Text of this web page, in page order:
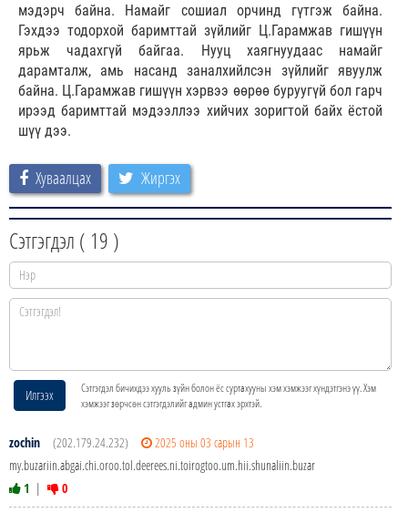
мэдэрч байна. Намайг сошиал орчинд гүтгэж байна.
Гэхдээ тодорхой баримттай зүйлийг Ц.Гарамжав гишүүн
ярьж чадахгүй байгаа. Нууц хаягнуудаас намайг
дарамталж, амь насанд заналхийлсэн зүйлийг явуулж
байна. Ц.Гарамжав гишүүн хэрвээ өөрөө буруугүй бол гарч
ирээд баримттай мэдээллээ хийчих зоригтой байх ёстой
шүү дээ.
Хуваалцах Жиргэх
Сэтгэгдэл ( 19 )
Илгээх
Сэтгэгдэл бичихдээ хууль зүйн болон ёс суртахууны хэм хэмжээг хүндэтгэнэ үү. Хэм
хэмжээг зөрчсөн сэтгэгдэлийг админ устгах эрхтэй.
zochin (202.179.24.232)
2025 оны 03 сарын 13
my.buzariin.abgai.chi.oroo.tol.deerees.ni.toirogtoo.um.hii.shunaliin.buzar
1 | 0